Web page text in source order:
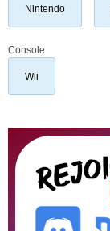
Nintendo
Console
Wii